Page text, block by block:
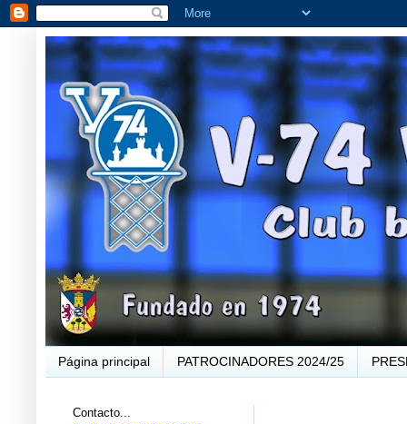
Página principal PATROCINADORES 2024/25
Contacto...